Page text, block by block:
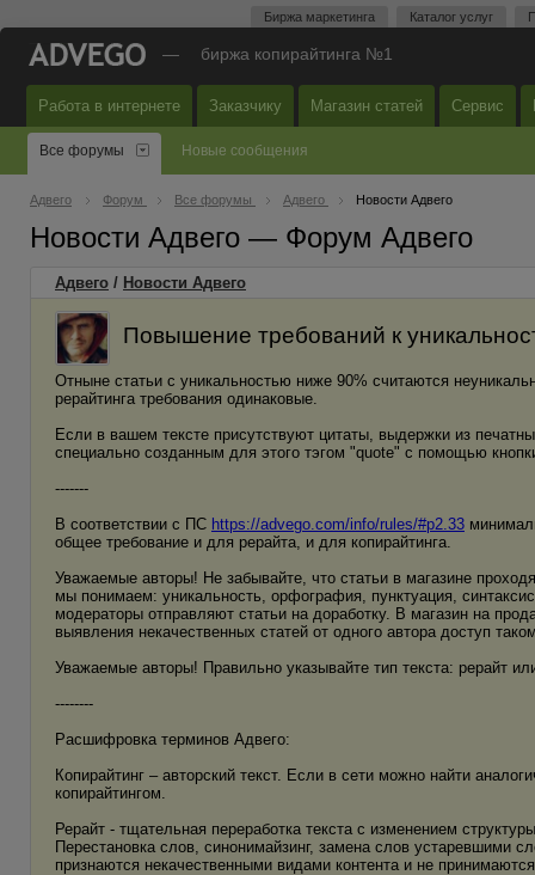
Биржа маркетинга Каталог услуг
— биржа копирайтинга №1
Работа в интернете Заказчику Магазин статей Сервис
Все форумы Новые сообщения
Адвего Форум Все форумы Адвего Новости Адвего
Новости Адвего — Форум Адвего
Адвего / Новости Адвего
Повышение требований к
Отныне статьи с уникальностью ниже 90% считаются
рерайтинга требования одинаковые.
Если в вашем тексте присутствуют цитаты, выдержки из
специально созданным для этого тэгом "quote" с помощью
-------
В соответствии с ПС https://advego.com/info/rules/#p2.33
общее требование и для рерайта, и для копирайтинга.
Уважаемые авторы! Не забывайте, что статьи в магазине
мы понимаем: уникальность, орфография, пунктуация,
модераторы отправляют статьи на доработку. В магазин на
выявления некачественных статей от одного автора доступ
Уважаемые авторы! Правильно указывайте тип текста: рерайт
--------
Расшифровка терминов Адвего:
Копирайтинг – авторский текст. Если в сети можно найти
копирайтингом.
Рерайт - тщательная переработка текста с изменением
Перестановка слов, синонимайзинг, замена слов устаревшими
признаются некачественными видами контента и не